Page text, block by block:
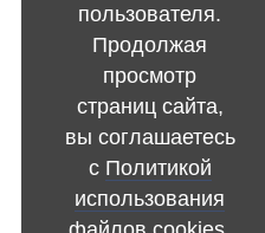
пользователя.
Продолжая
просмотр
страниц сайта,
вы соглашаетесь
с Политикой
использования